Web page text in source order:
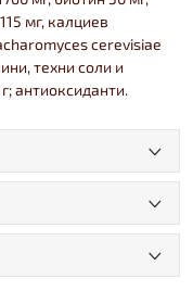
мг, калциев
cerevisiae
техни соли и
антиоксиданти.